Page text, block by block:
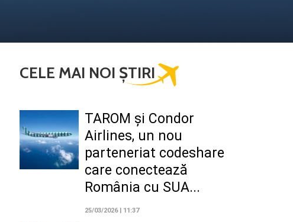
CELE MAI NOI ȘTIRI
TAROM şi Condor
Airlines, un nou
parteneriat codeshare
care conectează
România cu SUA...
25/03/2026 | 11:37